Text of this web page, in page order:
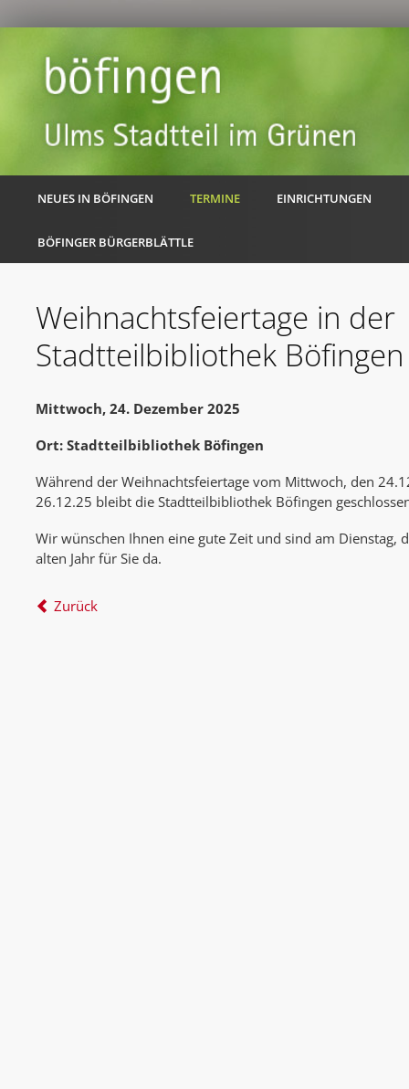
NEUES IN BÖFINGEN TERMINE EINRICHTUNGEN
BÖFINGER BÜRGERBLÄTTLE
Weihnachtsfeiertage in der
Stadtteilbibliothek Böfingen
Mittwoch, 24. Dezember 2025
Ort: Stadtteilbibliothek Böfingen
Während der Weihnachtsfeiertage vom Mittwoch, den
26.12.25 bleibt die Stadtteilbibliothek Böfingen
Wir wünschen Ihnen eine gute Zeit und sind am Dienstag,
alten Jahr für Sie da.
Zurück